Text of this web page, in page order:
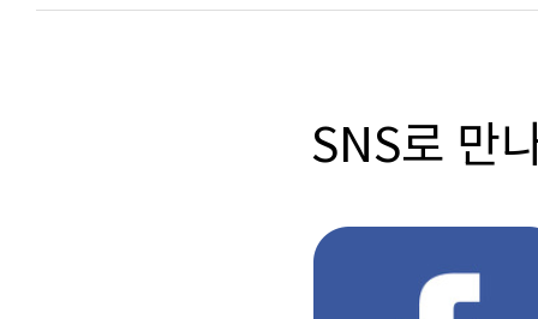
SNS로 만